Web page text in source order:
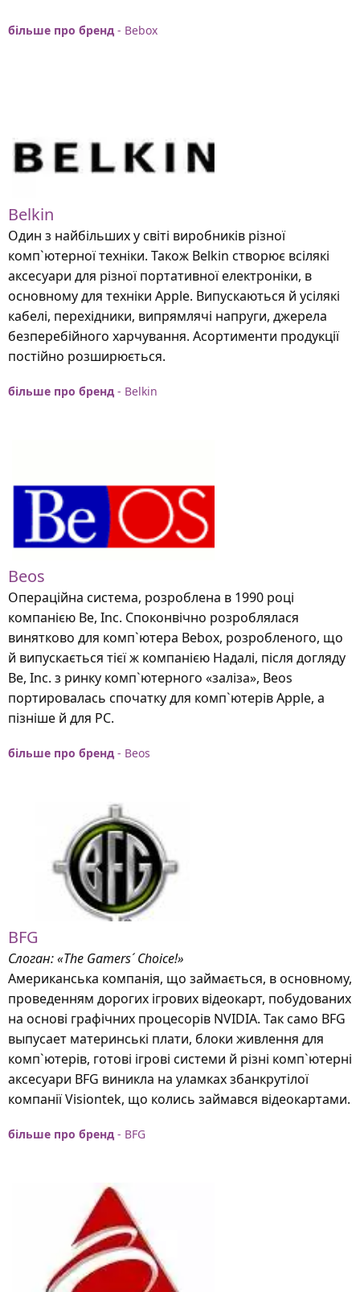
більше про бренд - Bebox
Belkin
Один з найбільших у світі виробників різної
комп`ютерної техніки. Також Belkin створює всілякі
аксесуари для різної портативної електроніки, в
основному для техніки Apple. Випускаються й усілякі
кабелі, перехідники, випрямлячі напруги, джерела
безперебійного харчування. Асортименти продукції
постійно розширюється.
більше про бренд - Belkin
Beos
Операційна система, розроблена в 1990 році
компанією Be, Inc. Споконвічно розроблялася
винятково для комп`ютера Bebox, розробленого, що
й випускається тієї ж компанією Надалі, після догляду
Be, Inc. з ринку комп`ютерного «заліза», Beos
портировалась спочатку для комп`ютерів Apple, а
пізніше й для РС.
більше про бренд - Beos
BFG
Слоган: «The Gamers´ Choice!»
Американська компанія, що займається, в основному,
проведенням дорогих ігрових відеокарт, побудованих
на основі графічних процесорів NVIDIA. Так само BFG
выпусает материнські плати, блоки живлення для
комп`ютерів, готові ігрові системи й різні комп`ютерні
аксесуари BFG виникла на уламках збанкрутілої
компанії Visiontek, що колись займався відеокартами.
більше про бренд - BFG